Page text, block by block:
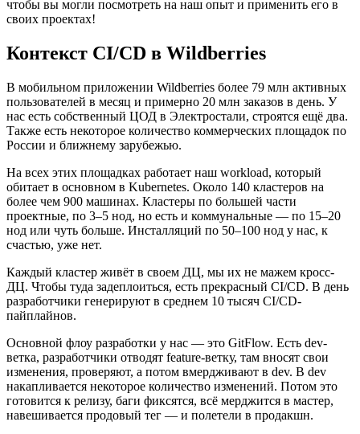
чтобы вы могли посмотреть на наш опыт и применить его в
своих проектах!
Контекст CI/CD в Wildberries
В мобильном приложении Wildberries более 79 млн активных
пользователей в месяц и примерно 20 млн заказов в день. У
нас есть собственный ЦОД в Электростали, строятся ещё два.
Также есть некоторое количество коммерческих площадок по
России и ближнему зарубежью.
На всех этих площадках работает наш workload, который
обитает в основном в Kubernetes. Около 140 кластеров на
более чем 900 машинах. Кластеры по большей части
проектные, по 3–5 нод, но есть и коммунальные — по 15–20
нод или чуть больше. Инсталляций по 50–100 нод у нас, к
счастью, уже нет.
Каждый кластер живёт в своем ДЦ, мы их не мажем кросс-
ДЦ. Чтобы туда задеплоиться, есть прекрасный CI/CD. В день
разработчики генерируют в среднем 10 тысяч CI/CD-
пайплайнов.
Основной флоу разработки у нас — это GitFlow. Есть dev-
ветка, разработчики отводят feature-ветку, там вносят свои
изменения, проверяют, а потом вмердживают в dev. В dev
накапливается некоторое количество изменений. Потом это
готовится к релизу, баги фиксятся, всё мерджится в мастер,
навешивается продовый тег — и полетели в продакшн.